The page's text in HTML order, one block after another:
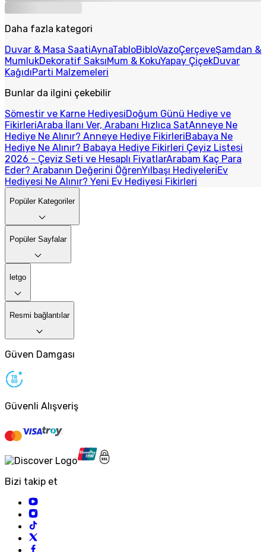
Daha fazla kategori
Duvar & Masa SaatiAynaTabloBibloVazoÇerçeveŞamdan &
MumlukDekoratif SaksıMum & KokuYapay ÇiçekDuvar
KağıdıParti Malzemeleri
Bunlar da ilgini çekebilir
Sömestir ve Karne HediyesiDoğum Günü Hediye ve
FikirleriAraba İlanı Ver, Arabanı Hızlıca SatAnneye Ne
Hediye Ne Alınır? Anneye Hediye FikirleriBabaya Ne
Hediye Ne Alınır? Babaya Hediye Fikirleri Çeyiz Listesi
2026 - Çeyiz Seti ve Hesaplı FiyatlarArabam Kaç Para
Eder? Arabanın Değerini ÖğrenYılbaşı HediyeleriEv
Hediyesi Ne Alınır? Yeni Ev Hediyesi Fikirleri
Popüler Kategoriler
Popüler Sayfalar
letgo
Resmi bağlantılar
Güven Damgası
Güvenli Alışveriş
Bizi takip et